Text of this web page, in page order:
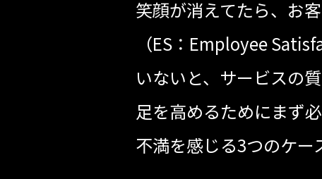
笑顔が消えてたら、お
（ES：Employee
いないと、サービスの
足を高めるためにまず
不満を感じる3つのケ